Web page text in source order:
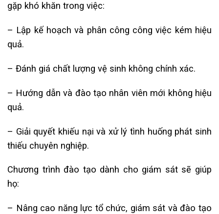
gặp khó khăn trong việc:
– Lập kế hoạch và phân công công việc kém hiệu
quả.
– Đánh giá chất lượng vệ sinh không chính xác.
– Hướng dẫn và đào tạo nhân viên mới không hiệu
quả.
– Giải quyết khiếu nại và xử lý tình huống phát sinh
thiếu chuyên nghiệp.
Chương trình đào tạo dành cho giám sát sẽ giúp
họ:
– Nâng cao năng lực tổ chức, giám sát và đào tạo